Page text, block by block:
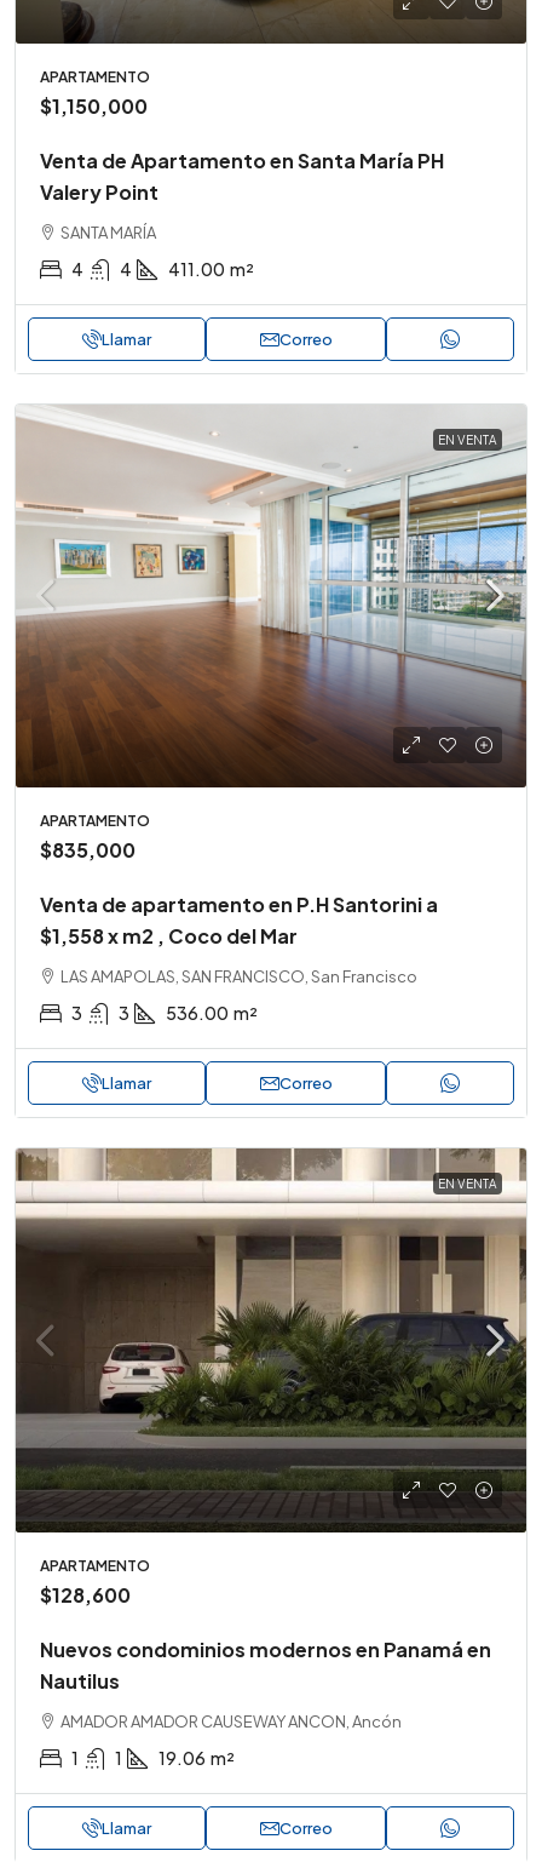
APARTAMENTO
$1,150,000
Venta de Apartamento en Santa María PH
Valery Point
SANTA MARÍA
4 4 411.00 m²
Llamar Correo
EN VENTA
APARTAMENTO
$835,000
Venta de apartamento en P.H Santorini a
$1,558 x m2 , Coco del Mar
LAS AMAPOLAS, SAN FRANCISCO, San Francisco
3 3 536.00 m²
Llamar Correo
EN VENTA
APARTAMENTO
$128,600
Nuevos condominios modernos en Panamá en
Nautilus
AMADOR AMADOR CAUSEWAY ANCON, Ancón
1 1 19.06 m²
Llamar Correo